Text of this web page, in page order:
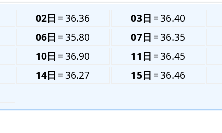
02日 36.36 03日 36.40
06日 35.80 07日 36.35
10日 36.90 11日 36.45
14日 36.27 15日 36.46